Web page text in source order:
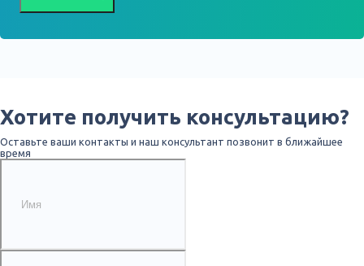
Хотите получить консультацию?
Оставьте ваши контакты и наш консультант позвонит в ближайшее
время